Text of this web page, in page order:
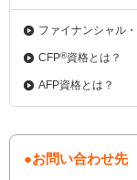
ファイナンシャル・
CFP®資格とは？
AFP資格とは？
●お問い合わせ先